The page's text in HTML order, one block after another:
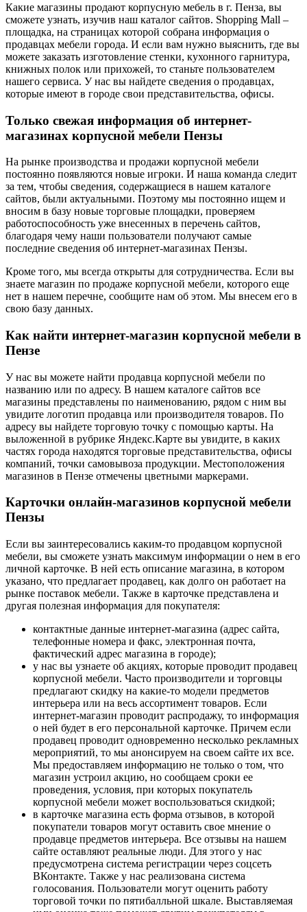
Какие магазины продают корпусную мебель в г. Пенза, вы
сможете узнать, изучив наш каталог сайтов. Shopping Mall –
площадка, на страницах которой собрана информация о
продавцах мебели города. И если вам нужно выяснить, где вы
можете заказать изготовление стенки, кухонного гарнитура,
книжных полок или прихожей, то станьте пользователем
нашего сервиса. У нас вы найдете сведения о продавцах,
которые имеют в городе свои представительства, офисы.
Только свежая информация об интернет-
магазинах корпусной мебели Пензы
На рынке производства и продажи корпусной мебели
постоянно появляются новые игроки. И наша команда следит
за тем, чтобы сведения, содержащиеся в нашем каталоге
сайтов, были актуальными. Поэтому мы постоянно ищем и
вносим в базу новые торговые площадки, проверяем
работоспособность уже внесенных в перечень сайтов,
благодаря чему наши пользователи получают самые
последние сведения об интернет-магазинах Пензы.
Кроме того, мы всегда открыты для сотрудничества. Если вы
знаете магазин по продаже корпусной мебели, которого еще
нет в нашем перечне, сообщите нам об этом. Мы внесем его в
свою базу данных.
Как найти интернет-магазин корпусной мебели в
Пензе
У нас вы можете найти продавца корпусной мебели по
названию или по адресу. В нашем каталоге сайтов все
магазины представлены по наименованию, рядом с ним вы
увидите логотип продавца или производителя товаров. По
адресу вы найдете торговую точку с помощью карты. На
выложенной в рубрике Яндекс.Карте вы увидите, в каких
частях города находятся торговые представительства, офисы
компаний, точки самовывоза продукции. Местоположения
магазинов в Пензе отмечены цветными маркерами.
Карточки онлайн-магазинов корпусной мебели
Пензы
Если вы заинтересовались каким-то продавцом корпусной
мебели, вы сможете узнать максимум информации о нем в его
личной карточке. В ней есть описание магазина, в котором
указано, что предлагает продавец, как долго он работает на
рынке поставок мебели. Также в карточке представлена и
другая полезная информация для покупателя:
контактные данные интернет-магазина (адрес сайта,
телефонные номера и факс, электронная почта,
фактический адрес магазина в городе);
у нас вы узнаете об акциях, которые проводит продавец
корпусной мебели. Часто производители и торговцы
предлагают скидку на какие-то модели предметов
интерьера или на весь ассортимент товаров. Если
интернет-магазин проводит распродажу, то информация
о ней будет в его персональной карточке. Причем если
продавец проводит одновременно несколько рекламных
мероприятий, то мы анонсируем на своем сайте их все.
Мы предоставляем информацию не только о том, что
магазин устроил акцию, но сообщаем сроки ее
проведения, условия, при которых покупатель
корпусной мебели может воспользоваться скидкой;
в карточке магазина есть форма отзывов, в которой
покупатели товаров могут оставить свое мнение о
продавце предметов интерьера. Все отзывы на нашем
сайте оставляют реальные люди. Для этого у нас
предусмотрена система регистрации через соцсеть
ВКонтакте. Также у нас реализована система
голосования. Пользователи могут оценить работу
торговой точки по пятибалльной шкале. Выставляемая